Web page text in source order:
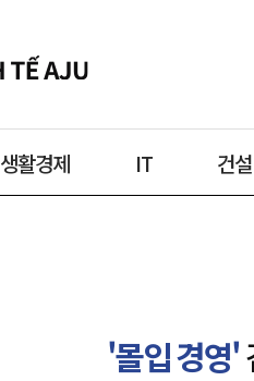
생활경제 IT 건설
'몰입 경영'